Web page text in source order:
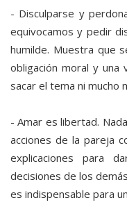
- Disculparse y
equivocamos y pedir
humilde. Muestra que
obligación moral y
sacar el tema ni mucho
- Amar es libertad.
acciones de la pareja
explicaciones para
decisiones de los
es indispensable para